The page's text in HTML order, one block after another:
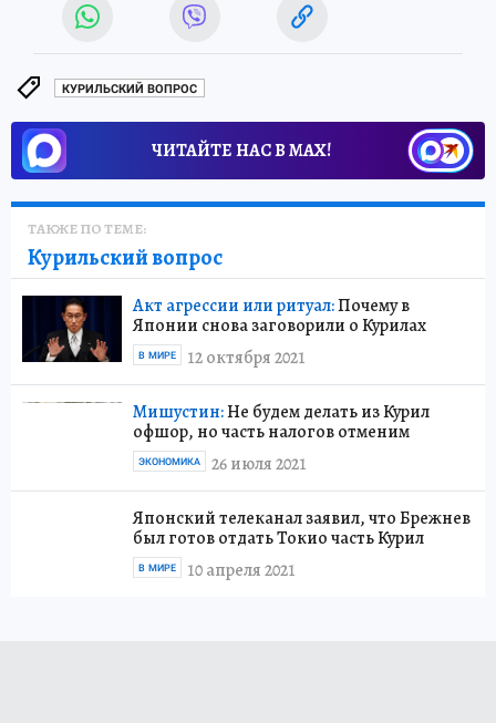
КУРИЛЬСКИЙ ВОПРОС
ЧИТАЙТЕ НАС В МАХ!
ТАКЖЕ ПО ТЕМЕ:
Курильский вопрос
Акт агрессии или ритуал:Почему в
Японии снова заговорили о Курилах
12 октября 2021
В МИРЕ
Мишустин:Не будем делать из Курил
офшор, но часть налогов отменим
26 июля 2021
ЭКОНОМИКА
Японский телеканал заявил, что Брежнев
был готов отдать Токио часть Курил
10 апреля 2021
В МИРЕ